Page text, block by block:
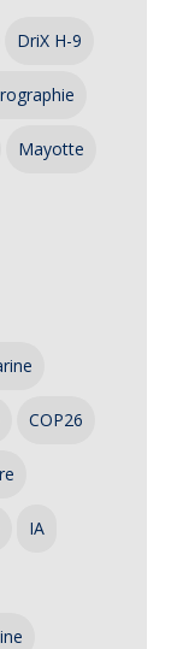
DriX H-9
Mayotte
COP26
IA